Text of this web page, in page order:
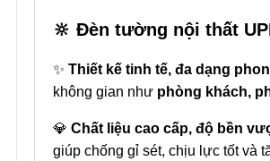
🔆 Đèn tường nội thất
✨ Thiết kế tinh tế, đa dạng
không gian như phòng khách,
💎 Chất liệu cao cấp, độ bền
giúp chống gỉ sét, chịu lực tốt và